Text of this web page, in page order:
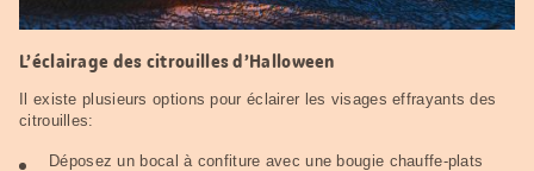
L’éclairage des citrouilles d’Halloween
Il existe plusieurs options pour éclairer les visages effrayants des
citrouilles:
Déposez un bocal à confiture avec une bougie chauffe-plats